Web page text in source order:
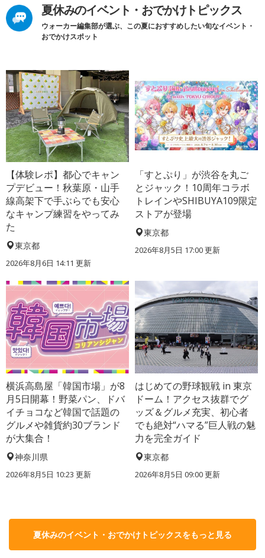
夏休みのイベント・おでかけトピックス
ウォーカー編集部が選ぶ、この夏におすすめしたい旬なイベント・
おでかけスポット
【体験レポ】都心でキャン
プデビュー！秋葉原・山手
線高架下で手ぶらでも安心
なキャンプ練習をやってみ
た
東京都
2026年8月6日 14:11 更新
「すとぷり」が渋谷を丸ご
とジャック！10周年コラボ
トレインやSHIBUYA109限定
ストアが登場
東京都
2026年8月5日 17:00更新
横浜高島屋「韓国市場」が8
月5日開幕！野菜パン、ドバ
イチョコなど韓国で話題の
グルメや雑貨約30ブランド
が大集合！
神奈川県
2026年8月5日 10:23 更新
はじめての野球観戦 in 東京
ドーム！アクセス抜群でグ
ッズ＆グルメ充実、初心者
でも絶対“ハマる”巨人戦の魅
力を完全ガイド
東京都
2026年8月5日 09:00更新
夏休みのイベント・おでかけトピックスをもっと見る